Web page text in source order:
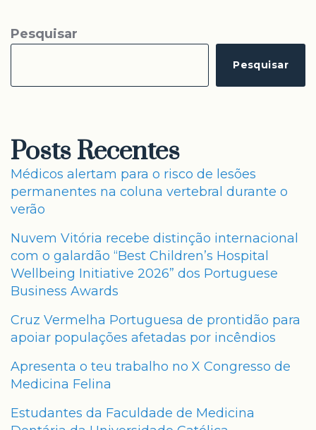
Pesquisar
Pesquisar
Posts Recentes
Médicos alertam para o risco de lesões
permanentes na coluna vertebral durante o
verão
Nuvem Vitória recebe distinção internacional
com o galardão “Best Children’s Hospital
Wellbeing Initiative 2026” dos Portuguese
Business Awards
Cruz Vermelha Portuguesa de prontidão para
apoiar populações afetadas por incêndios
Apresenta o teu trabalho no X Congresso de
Medicina Felina
Estudantes da Faculdade de Medicina